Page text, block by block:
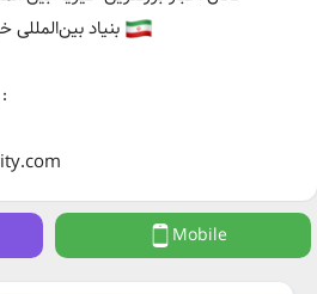
وب سایت های رسمی :
Mobile